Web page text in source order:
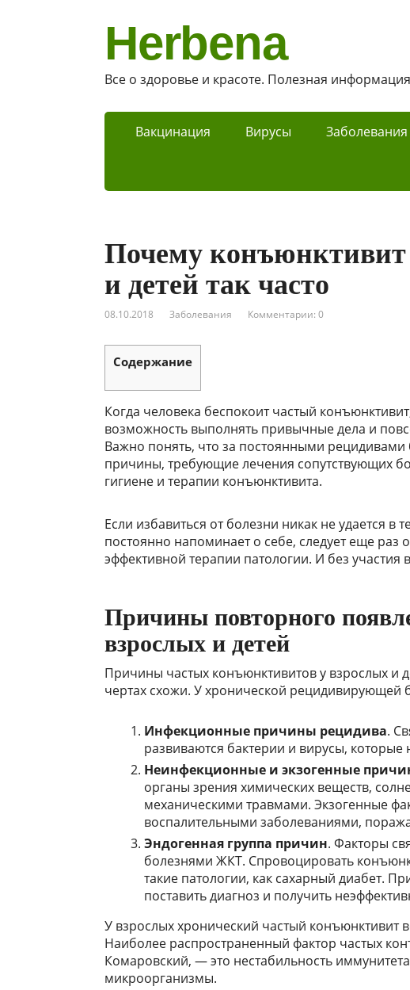
Herbena
Все о здоровье и красоте. Полезная
Вакцинация Вирусы Заболевания
Почему конъюнктивит
и детей так часто
08.10.2018 Заболевания Комментарии: 0
Содержание
Когда человека беспокоит частый
возможность выполнять привычные дела и
Важно понять, что за постоянными рецидивами
причины, требующие лечения сопутствующих
гигиене и терапии конъюнктивита.
Если избавиться от болезни никак не удается в
постоянно напоминает о себе, следует еще
эффективной терапии патологии. И без участия
Причины повторного
взрослых и детей
Причины частых конъюнктивитов у взрослых и
чертах схожи. У хронической рецидивирующей
Инфекционные причины рецидива.
развиваются бактерии и вирусы, которые
Неинфекционные и экзогенные
органы зрения химических веществ,
механическими травмами. Экзогенные
воспалительными заболеваниями,
Эндогенная группа причин. Факторы
болезнями ЖКТ. Спровоцировать
такие патологии, как сахарный диабет.
поставить диагноз и получить
У взрослых хронический частый конъюнктивит
Наиболее распространенный фактор частых
Комаровский, — это нестабильность
микроорганизмы.